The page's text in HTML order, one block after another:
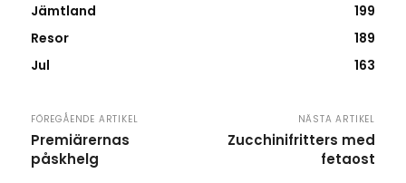
Jämtland
199
Resor
189
Jul
163
FÖREGÅENDE ARTIKEL
Premiärernas
påskhelg
NÄSTA ARTIKEL
Zucchinifritters med
fetaost